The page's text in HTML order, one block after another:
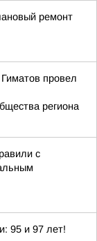
ремонт
провел
региона
с
95 и 97 лет!